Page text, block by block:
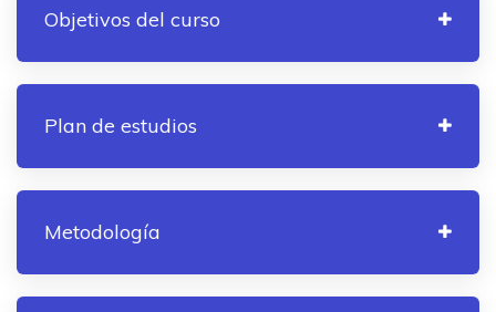
Objetivos del curso
Plan de estudios
Metodología